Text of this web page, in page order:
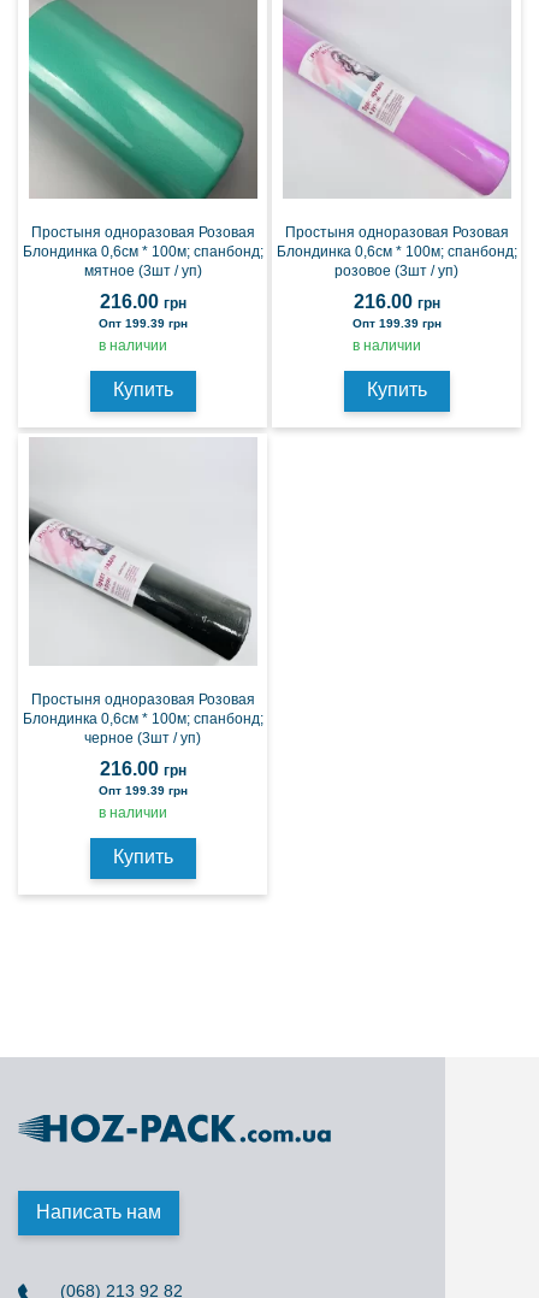
Простыня одноразовая Розовая
Блондинка 0,6см * 100м; спанбонд;
мятное (3шт / уп)
216.00 грн
Опт 199.39 грн
в наличии
Купить
Простыня одноразовая Розовая
Блондинка 0,6см * 100м; спанбонд;
розовое (3шт / уп)
216.00 грн
Опт 199.39 грн
в наличии
Купить
Простыня одноразовая Розовая
Блондинка 0,6см * 100м; спанбонд;
черное (3шт / уп)
216.00 грн
Опт 199.39 грн
в наличии
Купить
Написать нам
(068) 213 92 82